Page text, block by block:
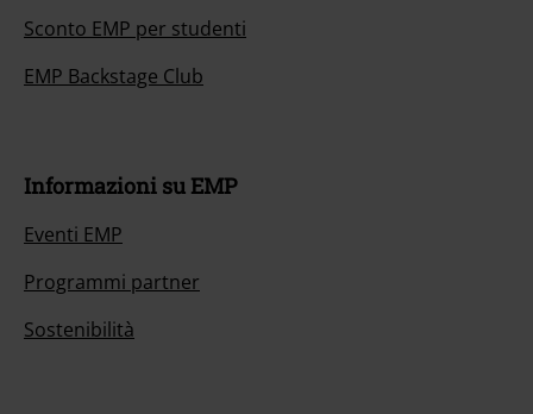
Sconto EMP per studenti
EMP Backstage Club
Informazioni su EMP
Eventi EMP
Programmi partner
Sostenibilità